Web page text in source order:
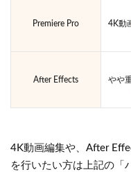
Premiere Pro 4K動
After Effects やや
4K動画編集や、After
を行いたい方は上記の「